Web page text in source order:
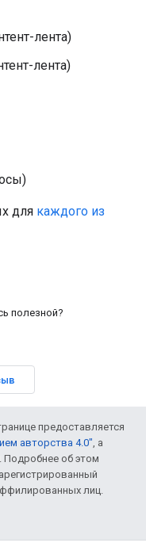
лента)
лента)
для каждого из
полезной?
предоставляется
авторства 4.0", а
. Подробнее об этом
лиц.